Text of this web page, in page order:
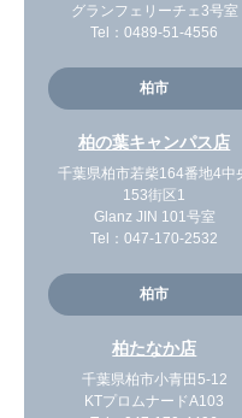
グランフェリーチェ3号室
Tel：0489-51-4556
柏市
柏の葉キャンパス店
千葉県柏市若柴164番地4中
153街区1
Glanz JIN 101号室
Tel：047-170-2532
柏市
柏たなか店
千葉県柏市小青田5-12
KTプロムナードA103